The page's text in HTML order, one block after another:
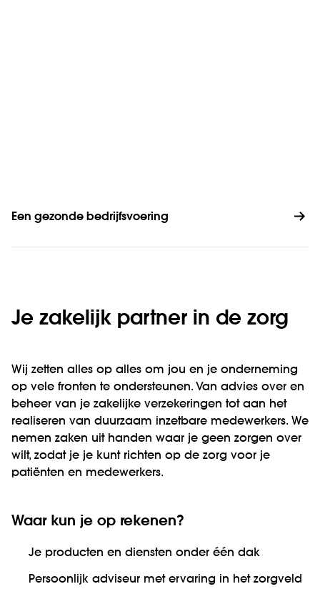
Een gezonde bedrijfsvoering
Je zakelijk partner in de zorg
Wij zetten alles op alles om jou en je onderneming
op vele fronten te ondersteunen. Van advies over en
beheer van je zakelijke verzekeringen tot aan het
realiseren van duurzaam inzetbare medewerkers. We
nemen zaken uit handen waar je geen zorgen over
wilt, zodat je je kunt richten op de zorg voor je
patiënten en medewerkers.
Waar kun je op rekenen?
Je producten en diensten onder één dak
Persoonlijk adviseur met ervaring in het zorgveld